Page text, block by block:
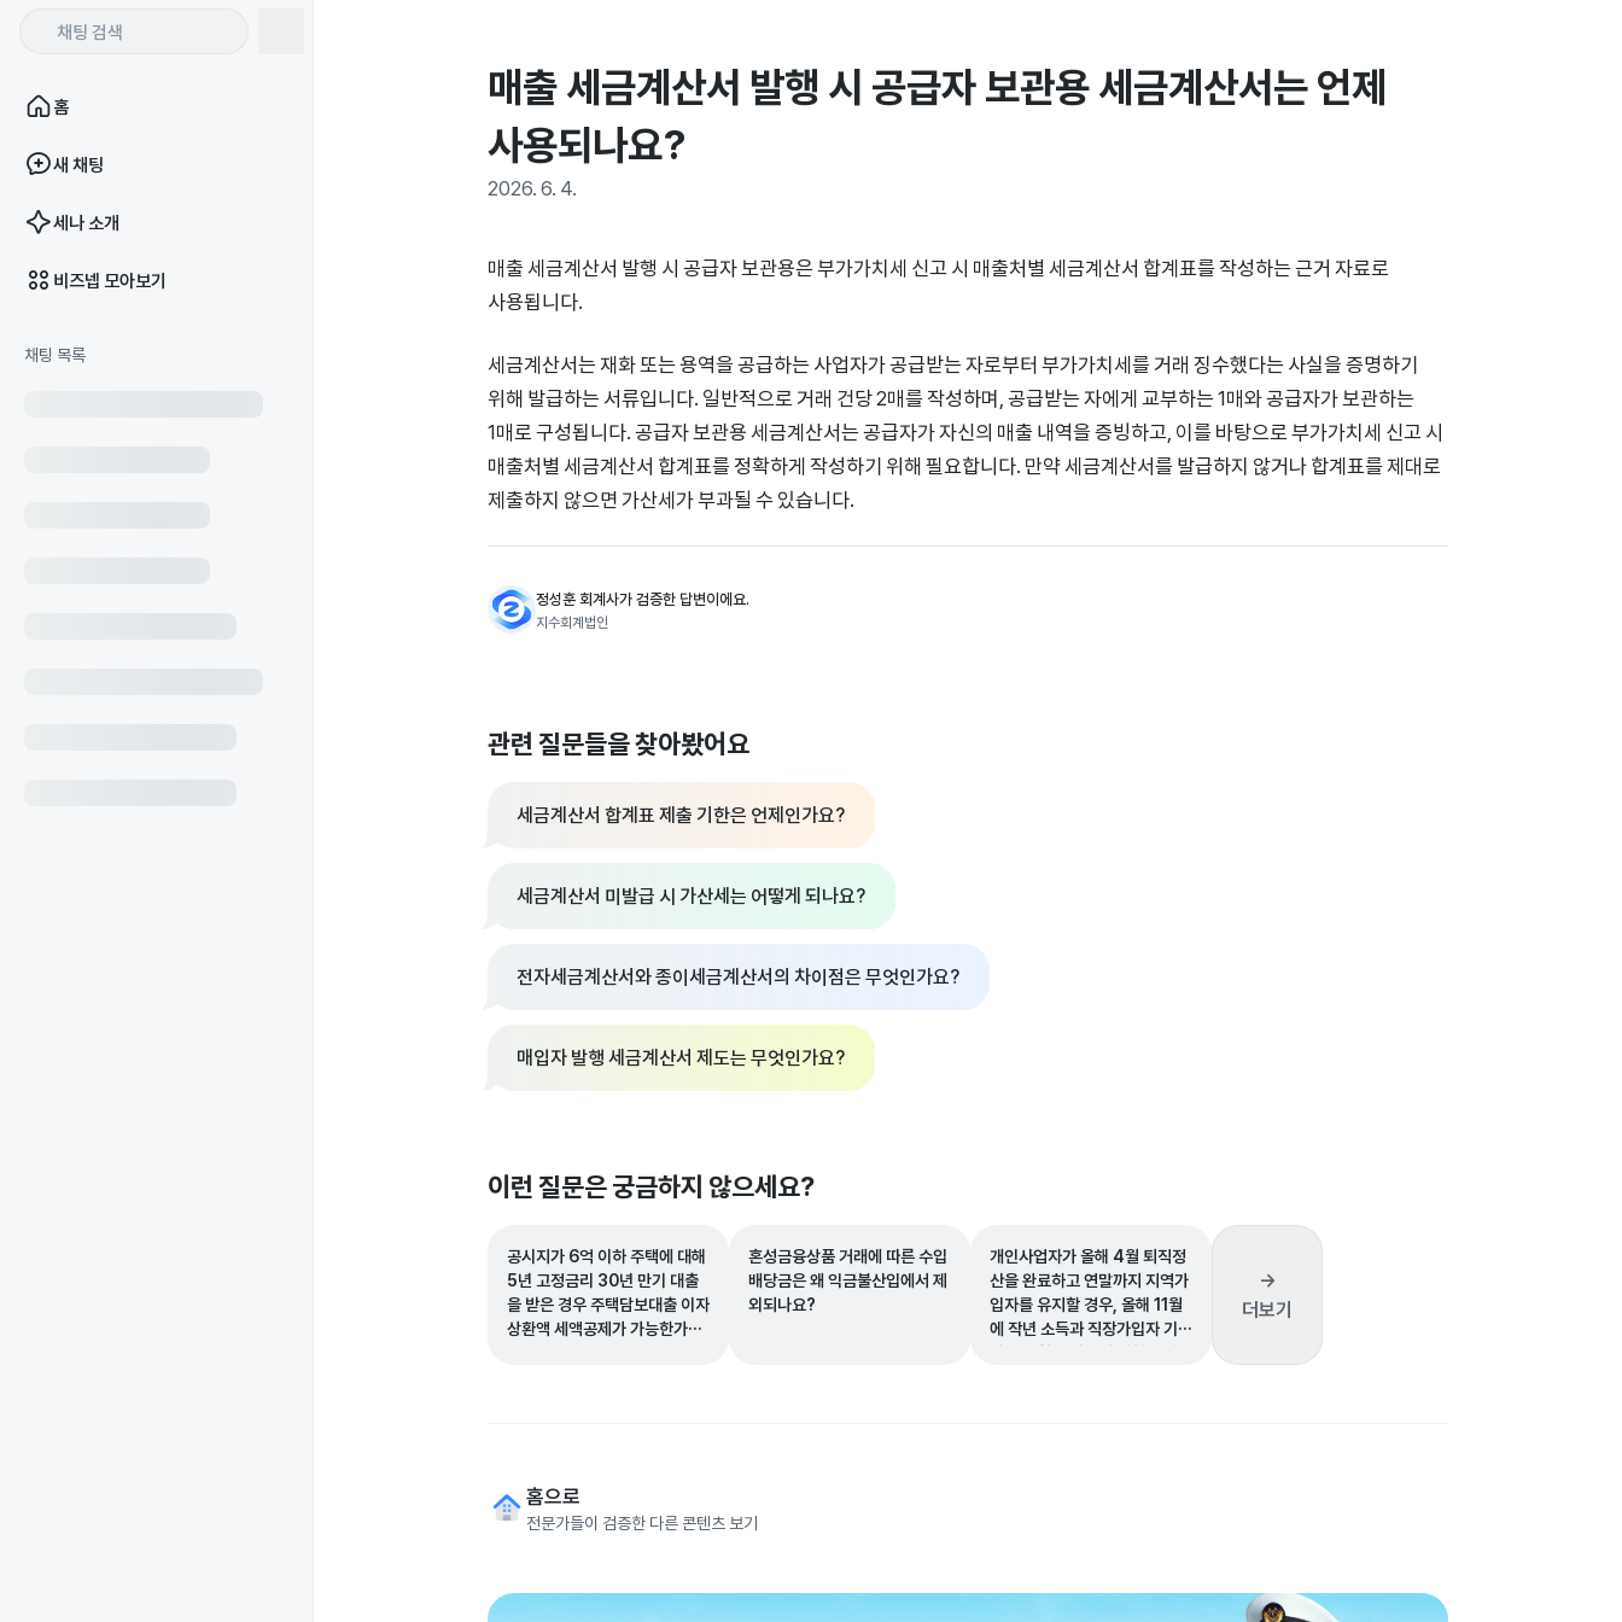
홈
새 채팅
세나 소개
비즈넵 모아보기
채팅 목록
매출 세금계산서 발행 시 공급자 보관용 세금계산서는 언제
사용되나요?
2026. 6. 4.
매출 세금계산서 발행 시 공급자 보관용은 부가가치세 신고 시 매출처별 세금계산서 합계표를 작성하는 근거 자료로
사용됩니다.
세금계산서는 재화 또는 용역을 공급하는 사업자가 공급받는 자로부터 부가가치세를 거래 징수했다는 사실을 증명하기
위해 발급하는 서류입니다. 일반적으로 거래 건당 2매를 작성하며, 공급받는 자에게 교부하는 1매와 공급자가 보관하는
1매로 구성됩니다. 공급자 보관용 세금계산서는 공급자가 자신의 매출 내역을 증빙하고, 이를 바탕으로 부가가치세 신고 시
매출처별 세금계산서 합계표를 정확하게 작성하기 위해 필요합니다. 만약 세금계산서를 발급하지 않거나 합계표를 제대로
제출하지 않으면 가산세가 부과될 수 있습니다.
정성훈 회계사가 검증한 답변이에요.
지수회계법인
관련 질문들을 찾아봤어요
세금계산서 합계표 제출 기한은 언제인가요?
세금계산서 미발급 시 가산세는 어떻게 되나요?
전자세금계산서와 종이세금계산서의 차이점은 무엇인가요?
매입자 발행 세금계산서 제도는 무엇인가요?
이런 질문은 궁금하지 않으세요?
공시지가 6억 이하 주택에 대해
5년 고정금리 30년 만기 대출
을 받은 경우 주택담보대출 이자
상환액 세액공제가 가능한가
혼성금융상품 거래에 따른 수입
배당금은 왜 익금불산입에서 제
외되나요?
개인사업자가 올해 4월 퇴직정
산을 완료하고 연말까지 지역가
입자를 유지할 경우, 올해 11월
에 작년 소득과 직장가입자 기간
납부 보험료 차액에 대한 정산보
→
더보기
홈으로
전문가들이 검증한 다른 콘텐츠 보기